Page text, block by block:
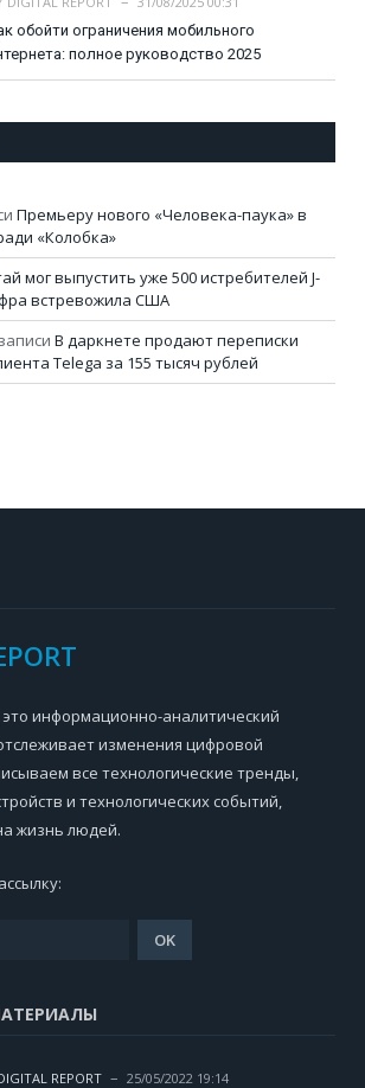
обойти ограничения мобильного
полное руководство 2025
Премьеру нового «Человека-паука» в
«Колобка»
мог выпустить уже 500 истребителей J-
встревожила США
В даркнете продают переписки
Telega за 155 тысяч рублей
информационно-аналитический
изменения цифровой
все технологические тренды,
и технологических событий,
жизнь людей.
REPORT
25/05/2022 19:14